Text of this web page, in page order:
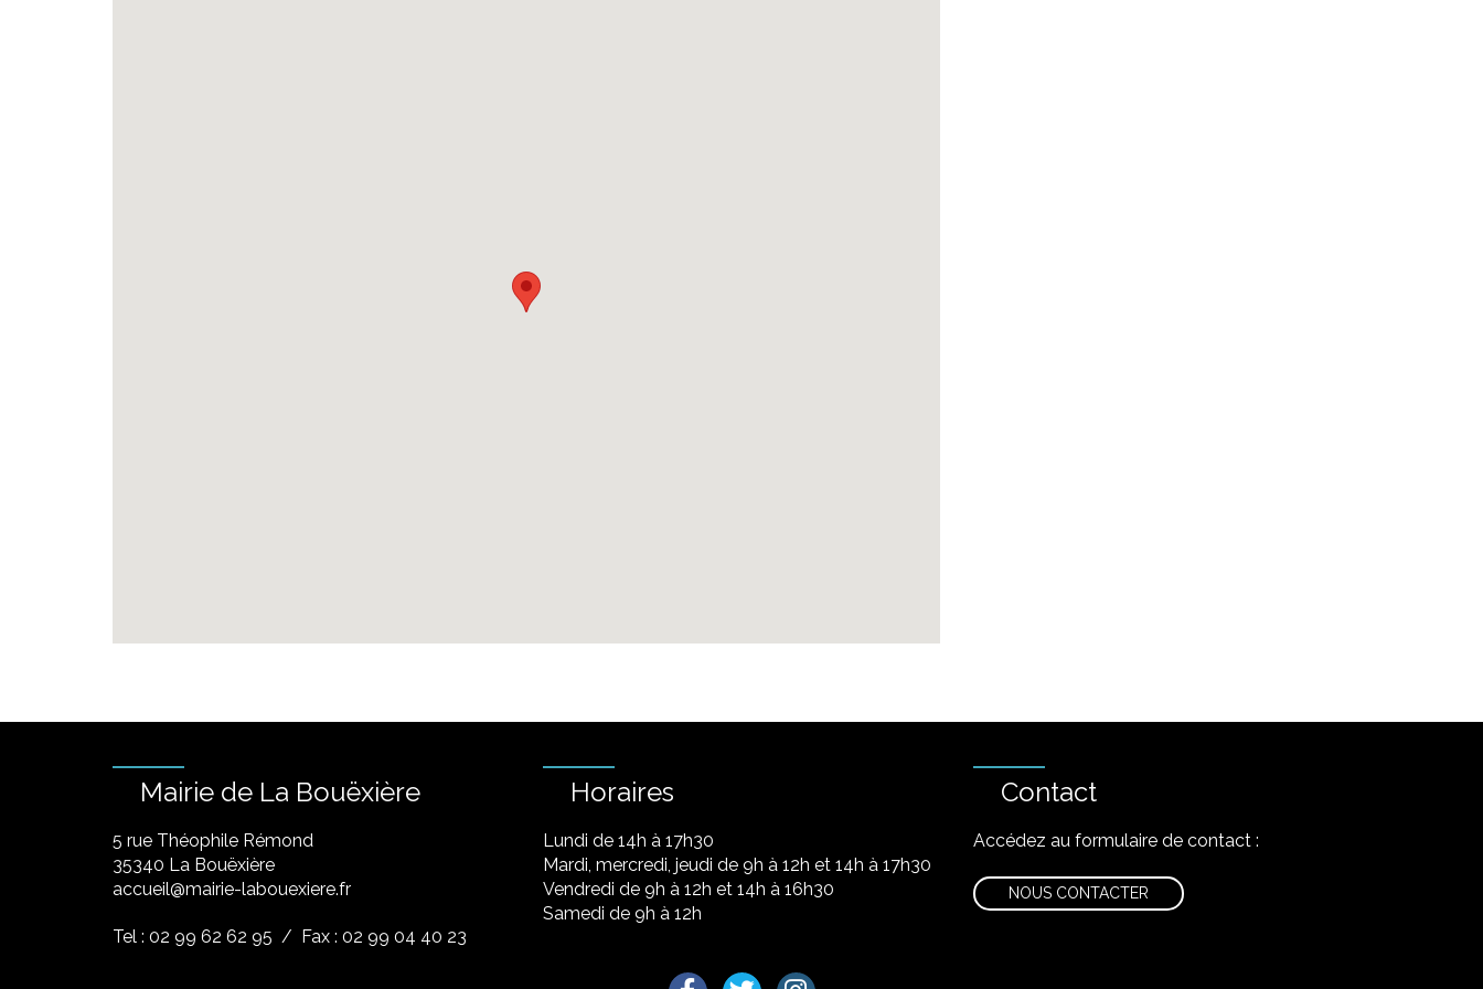
Mairie de La Bouëxière
5 rue Théophile Rémond
​35340 La Bouëxière
accueil@mairie-labouexiere.fr
Tel : 02 99 62 62 95 / Fax : 02 99 04 40 23
Horaires
Lundi de 14h à 17h30
Mardi, mercredi, jeudi de 9h à 12h et 14h à 17h30
Vendredi de 9h à 12h et 14h à 16h30
Samedi de 9h à 12h
Contact
Accédez au formulaire de contact :
NOUS CONTACTER
Lien vers le compte Facebook
Lien vers le compte Twitter
Lien vers le compte Instagram